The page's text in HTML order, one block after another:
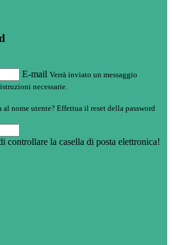
E-mail Verrà inviato un messaggio
necessarie.
al nome utente? Effettua il reset della password
controllare la casella di posta elettronica!